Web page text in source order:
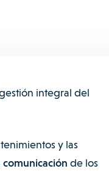
integral del
y las
comunicación de los